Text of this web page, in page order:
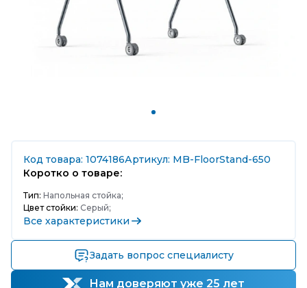
Код товара: 1074186Артикул: MB-FloorStand-650
Коротко о товаре:
Тип: Напольная стойка;
Цвет стойки: Серый;
Все характеристики
Задать вопрос специалисту
Нам доверяют уже 25 лет